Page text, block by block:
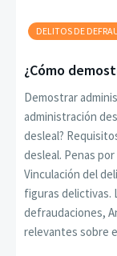
DELITOS DE
¿Cómo
Demostrar
administración
desleal?
desleal. Penas
Vinculación del
figuras delictivas.
defraudaciones,
relevantes sobre